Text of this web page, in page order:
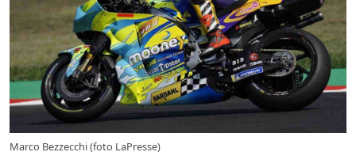
Marco Bezzecchi (foto LaPresse)